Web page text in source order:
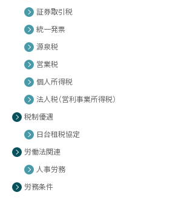
証券取引税
統一発票
源泉税
営業税
個人所得税
法人税（営利事業所得税）
税制優遇
日台租税協定
労働法関連
人事労務
労務条件